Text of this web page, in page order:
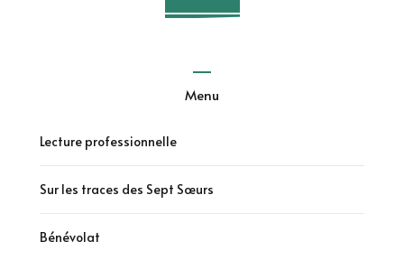
Menu
Lecture professionnelle
Sur les traces des Sept Sœurs
Bénévolat